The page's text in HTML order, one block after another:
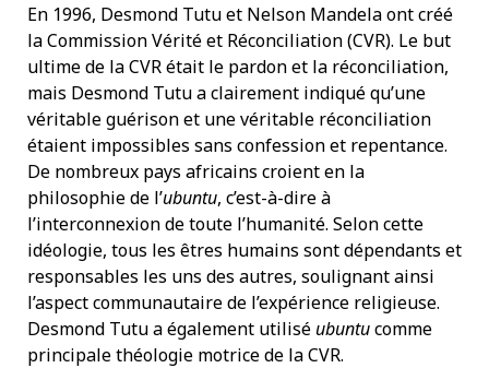
En 1996, Desmond Tutu et Nelson Mandela ont créé
la Commission Vérité et Réconciliation (CVR). Le but
ultime de la CVR était le pardon et la réconciliation,
mais Desmond Tutu a clairement indiqué qu’une
véritable guérison et une véritable réconciliation
étaient impossibles sans confession et repentance.
De nombreux pays africains croient en la
philosophie de l’ubuntu, c’est-à-dire à
l’interconnexion de toute l’humanité. Selon cette
idéologie, tous les êtres humains sont dépendants et
responsables les uns des autres, soulignant ainsi
l’aspect communautaire de l’expérience religieuse.
Desmond Tutu a également utiliséubuntucomme
principale théologie motrice de la CVR.